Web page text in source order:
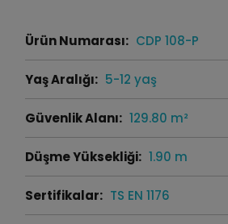
Ürün Numarası: CDP 108-P
Yaş Aralığı: 5-12 yaş
Güvenlik Alanı: 129.80 m²
Düşme Yüksekliği: 1.90 m
Sertifikalar: TS EN 1176